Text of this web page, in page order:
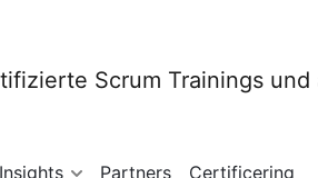
Partners Certificering